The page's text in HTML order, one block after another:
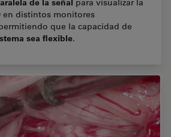
para visualizar la
en distintos monitores
que la capacidad de
sea flexible.